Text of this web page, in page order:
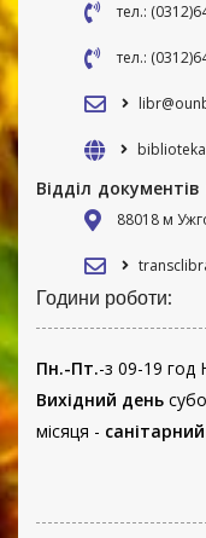
тел.:
тел.:
Відділ
88018 м
Години роботи:
Пн.-Пт.-з 09-19 год
Вихідний день
місяця -